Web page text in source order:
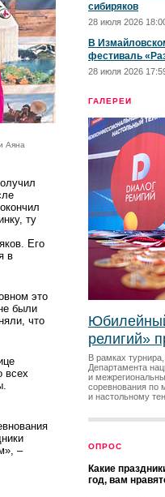
сибиряков
28 июля 2026
В
фестиваль
28 июля 2026
ГАЛЕРЕИ
религий»
В рамках
Департамента
и
соревнования по
и настольному
ОПРОС
Какие
год, вам
Аяна
ту
Его
в
это
были
что
всех
–